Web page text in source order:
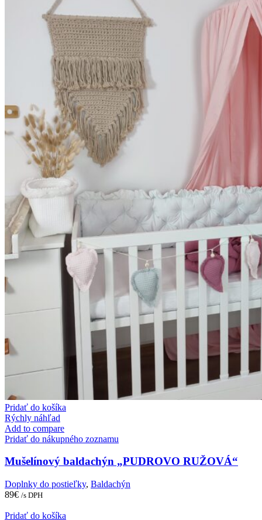
Pridať do košíka
Rýchly náhľad
Add to compare
Pridať do nákupného zoznamu
Mušelínový baldachýn „PUDROVO RUŽOVÁ“
Doplnky do postieľky, Baldachýn
89€ /s DPH
Pridať do košíka